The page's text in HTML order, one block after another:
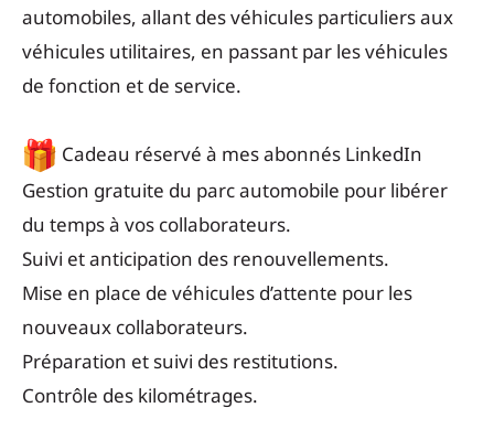
automobiles, allant des véhicules particuliers aux
véhicules utilitaires, en passant par les véhicules
de fonction et de service.
Cadeau réservé à mes abonnés LinkedIn
Gestion gratuite du parc automobile pour libérer
du temps à vos collaborateurs.
Suivi et anticipation des renouvellements.
Mise en place de véhicules d’attente pour les
nouveaux collaborateurs.
Préparation et suivi des restitutions.
Contrôle des kilométrages.